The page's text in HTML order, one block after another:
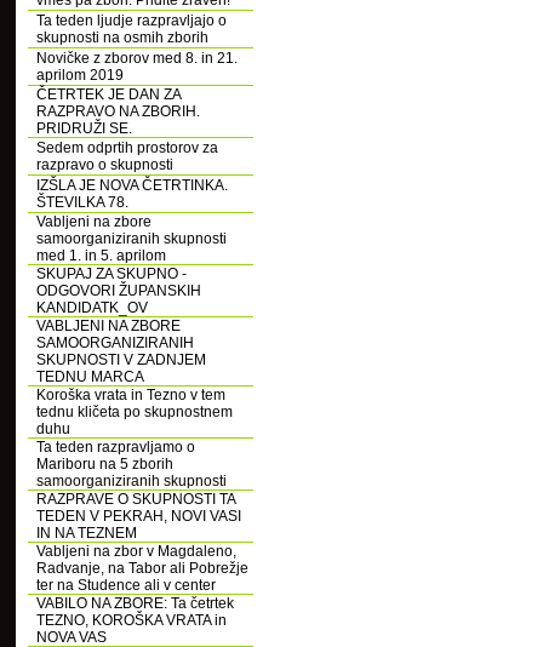
Ta teden ljudje razpravljajo o
skupnosti na osmih zborih
Novičke z zborov med 8. in 21.
aprilom 2019
ČETRTEK JE DAN ZA
RAZPRAVO NA ZBORIH.
PRIDRUŽI SE.
Sedem odprtih prostorov za
razpravo o skupnosti
IZŠLA JE NOVA ČETRTINKA.
ŠTEVILKA 78.
Vabljeni na zbore
samoorganiziranih skupnosti
med 1. in 5. aprilom
SKUPAJ ZA SKUPNO -
ODGOVORI ŽUPANSKIH
KANDIDATK_OV
VABLJENI NA ZBORE
SAMOORGANIZIRANIH
SKUPNOSTI V ZADNJEM
TEDNU MARCA
Koroška vrata in Tezno v tem
tednu kličeta po skupnostnem
duhu
Ta teden razpravljamo o
Mariboru na 5 zborih
samoorganiziranih skupnosti
RAZPRAVE O SKUPNOSTI TA
TEDEN V PEKRAH, NOVI VASI
IN NA TEZNEM
Vabljeni na zbor v Magdaleno,
Radvanje, na Tabor ali Pobrežje
ter na Studence ali v center
VABILO NA ZBORE: Ta četrtek
TEZNO, KOROŠKA VRATA in
NOVA VAS